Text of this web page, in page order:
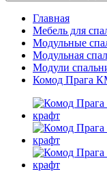
Главная
Мебель для
Модульные
Модульная
Модули
Комод Прага